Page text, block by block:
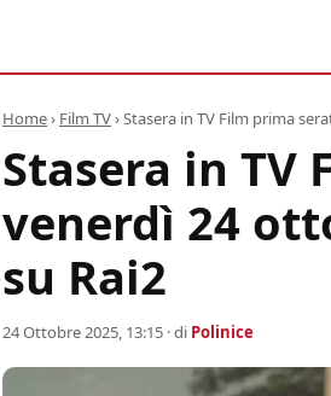
Home› Film TV›Stasera in TV Film prima
Stasera in TV
venerdì 24
su Rai2
24 Ottobre 2025, 13:15 · di Polinice